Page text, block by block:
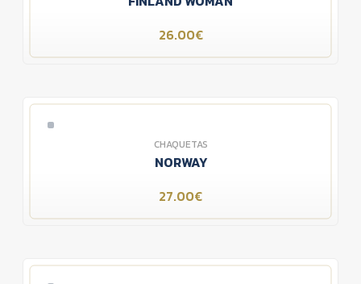
26.00€
CHAQUETAS
NORWAY
27.00€